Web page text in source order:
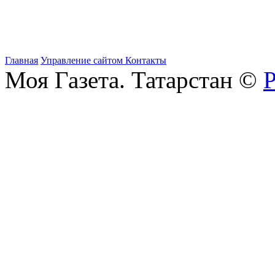
Главная Управление сайтом Контакты
Моя Газета. Татарстан ©